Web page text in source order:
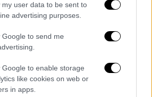
my user data to be sent to
advertising purposes.
to send me
Google to enable storage
like cookies on web or
in apps.
δύο σερί αρνητικά
Θέλτα έφτασε στο τρίποντο
για να «ξεκολλήσει» απ'
πίνακα,
1-0 της Αθλέτικ Μπιλμπάο.
τους «γαλάζιους» του
επικίνδυνη ζώνη κι